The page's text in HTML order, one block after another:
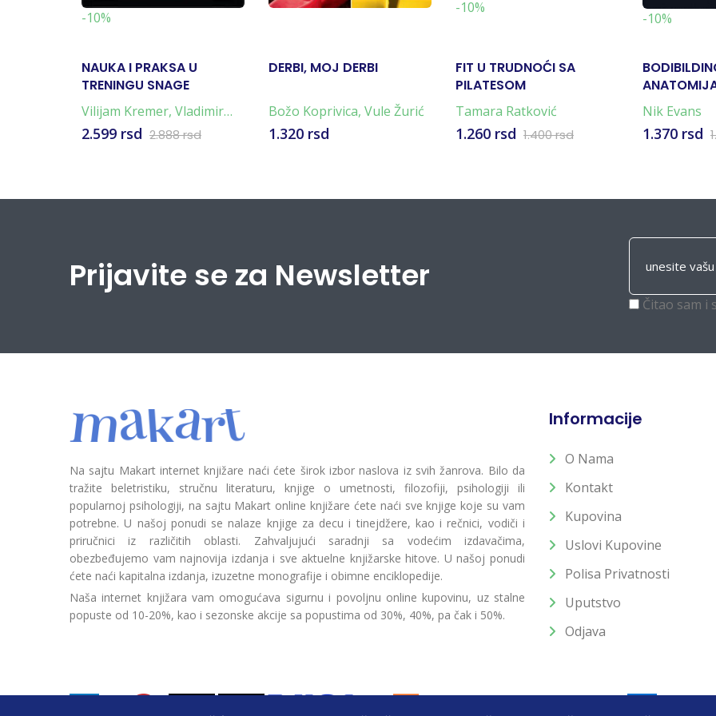
-10%
NAUKA I PRAKSA U
TRENINGU SNAGE
Vilijam Kremer, Vladimir
Zaciorski
2.599 rsd 2.888 rsd
DERBI, MOJ DERBI
Božo Koprivica, Vule Žurić
1.320 rsd
-10%
FIT U TRUDNOĆI SA
PILATESOM
Tamara Ratković
1.260 rsd 1.400 rsd
-10%
Nik Evans
1.370 rsd
Prijavite se za Newsletter
Čitao sam i
Na sajtu Makart internet knjižare naći ćete širok izbor naslova iz svih žanrova. Bilo da
tražite beletristiku, stručnu literaturu, knjige o umetnosti, filozofiji, psihologiji ili
popularnoj psihologiji, na sajtu Makart online knjižare ćete naći sve knjige koje su vam
potrebne. U našoj ponudi se nalaze knjige za decu i tinejdžere, kao i rečnici, vodiči i
priručnici iz različitih oblasti. Zahvaljujući saradnji sa vodećim izdavačima,
obezbeđujemo vam najnovija izdanja i sve aktuelne knjižarske hitove. U našoj ponudi
ćete naći kapitalna izdanja, izuzetne monografije i obimne enciklopedije.
Naša internet knjižara vam omogućava sigurnu i povoljnu online kupovinu, uz stalne
popuste od 10-20%, kao i sezonske akcije sa popustima od 30%, 40%, pa čak i 50%.
Informacije
O Nama
Kontakt
Kupovina
Uslovi Kupovine
Polisa Privatnosti
Uputstvo
Odjava